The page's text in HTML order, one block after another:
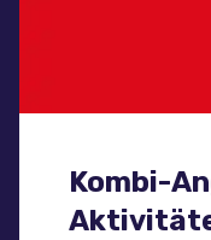
Kombi-